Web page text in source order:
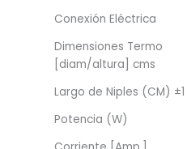
Conexión Eléctrica
Dimensiones Termo
[diam/altura] cms
Largo de Niples (CM) ±1
Potencia (W)